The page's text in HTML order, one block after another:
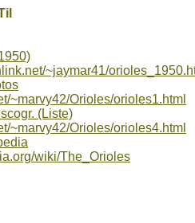
~jaymar41/
~marvy42/Orioles/orioles1.html
(Liste)
~marvy42/Orioles/orioles4.html
wiki/The_Orioles